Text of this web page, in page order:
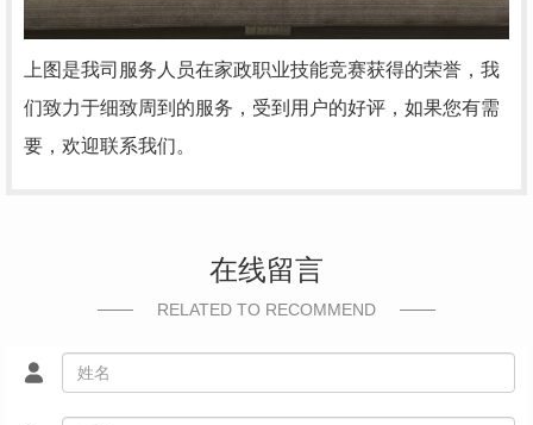
上图是我司服务人员在家政职业技能竞赛获得的荣誉，我
们致力于细致周到的服务，受到用户的好评，如果您有需
要，欢迎联系我们。
在线留言
RELATED TO RECOMMEND